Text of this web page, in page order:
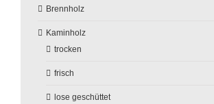
Brennholz
Kaminholz
trocken
frisch
lose geschüttet